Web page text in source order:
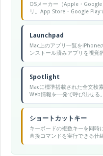
OSメーカー（Apple・
リ。App Store・Google Play
る。
Launchpad
Mac上のアプリ一覧をiPhone
ンストール済みアプリを視覚
Spotlight
Macに標準搭載された全文検
Web情報を一発で呼び出せる。
ショートカットキー
キーボードの複数キーを同時
直接コマンドを実行できる仕
る。